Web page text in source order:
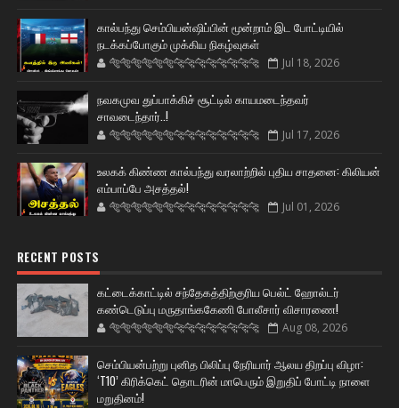
கால்பந்து செம்பியன்ஷிப்பின் மூன்றாம் இட போட்டியில்
நடக்கப்போகும் முக்கிய நிகழ்வுகள்
🐅🐅🐅🐅🐅🐅🐆🐆🐆🐆🐆🐆🐆🐆 Jul 18, 2026
நவகமுவ துப்பாக்கிச் சூட்டில் காயமடைந்தவர்
சாவடைந்தார்..!
🐅🐅🐅🐅🐅🐅🐆🐆🐆🐆🐆🐆🐆🐆 Jul 17, 2026
உலகக் கிண்ண கால்பந்து வரலாற்றில் புதிய சாதனை: கிலியன்
எம்பாப்பே அசத்தல்!
🐅🐅🐅🐅🐅🐅🐆🐆🐆🐆🐆🐆🐆🐆 Jul 01, 2026
RECENT POSTS
கட்டைக்காட்டில் சந்தேகத்திற்குரிய பெல்ட் ஹோல்டர்
கண்டெடுப்பு மருதாங்ககேணி போலீசார் விசாரணை!
🐅🐅🐅🐅🐅🐅🐆🐆🐆🐆🐆🐆🐆🐆 Aug 08, 2026
செம்பியன்பற்று புனித பிலிப்பு நேரியார் ஆலய திறப்பு விழா:
‘T10’ கிரிக்கெட் தொடரின் மாபெரும் இறுதிப் போட்டி நாளை
மறுதினம்!